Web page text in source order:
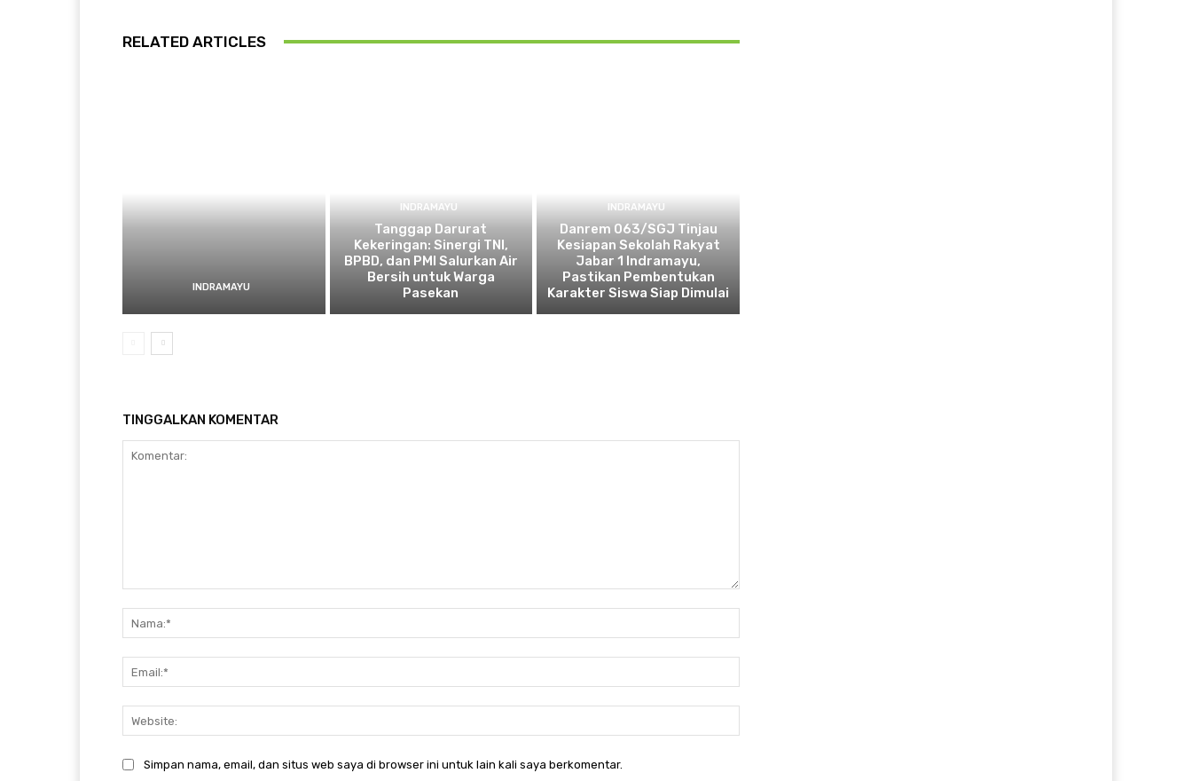
RELATED ARTICLES
INDRAMAYU
INDRAMAYU
​Tanggap Darurat
Kekeringan: Sinergi TNI,
BPBD, dan PMI Salurkan Air
Bersih untuk Warga
Pasekan
INDRAMAYU
Danrem 063/SGJ Tinjau
Kesiapan Sekolah Rakyat
Jabar 1 Indramayu,
Pastikan Pembentukan
Karakter Siswa Siap Dimulai
TINGGALKAN KOMENTAR
Simpan nama, email, dan situs web saya di browser ini untuk lain kali saya berkomentar.